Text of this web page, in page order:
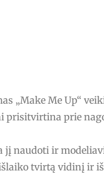
„Make Me Up“
prisitvirtina prie
jį naudoti ir
tvirtą vidinį ir